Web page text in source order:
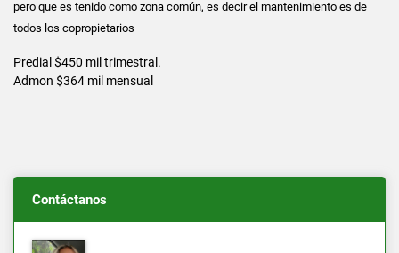
pero que es tenido como zona común, es decir el mantenimiento es de
todos los copropietarios
Predial $450 mil trimestral.
Admon $364 mil mensual
Contáctanos